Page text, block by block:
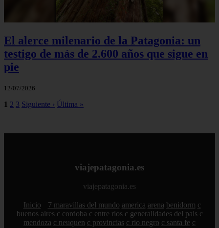
El alerce milenario de la Patagonia: un
testigo de más de 2.600 años que sigue en
pie
12/07/2026
1 2 3 Siguiente › Última »
viajepatagonia.es
viajepatagonia.es
Inicio 7 maravillas del mundo america arena benidorm c
buenos aires c cordoba c entre rios c generalidades del pais c
mendoza c neuquen c provincias c rio negro c santa fe c